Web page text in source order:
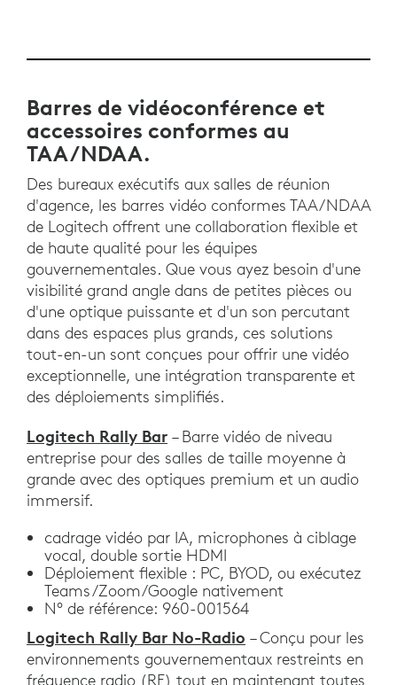
Barres de vidéoconférence et
accessoires conformes au
TAA/NDAA.
Des bureaux exécutifs aux salles de réunion
d'agence, les barres vidéo conformes TAA/NDAA
de Logitech offrent une collaboration flexible et
de haute qualité pour les équipes
gouvernementales. Que vous ayez besoin d'une
visibilité grand angle dans de petites pièces ou
d'une optique puissante et d'un son percutant
dans des espaces plus grands, ces solutions
tout-en-un sont conçues pour offrir une vidéo
exceptionnelle, une intégration transparente et
des déploiements simplifiés.
Logitech Rally Bar – Barre vidéo de niveau
entreprise pour des salles de taille moyenne à
grande avec des optiques premium et un audio
immersif.
cadrage vidéo par IA, microphones à ciblage
vocal, double sortie HDMI
Déploiement flexible : PC, BYOD, ou exécutez
Teams/Zoom/Google nativement
N° de référence: 960-001564
Logitech Rally Bar No-Radio – Conçu pour les
environnements gouvernementaux restreints en
fréquence radio (RF) tout en maintenant toutes